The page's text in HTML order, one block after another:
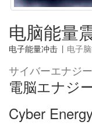
电脑能量
电子能量冲击 | 电子
サイバーエナジ
電脳エナジ
Cyber